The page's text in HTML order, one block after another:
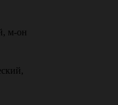
м-он